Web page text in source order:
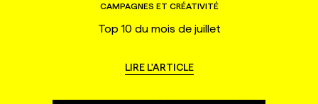
CAMPAGNES ET CRÉATIVITÉ
Top 10 du mois de juillet
LIRE L'ARTICLE